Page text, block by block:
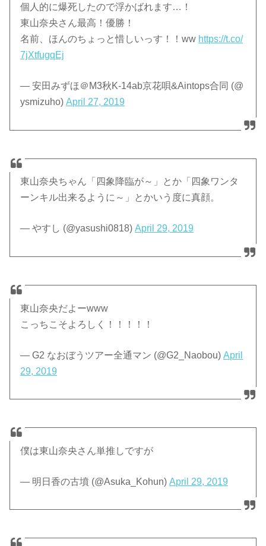
個人的に爆死したので浮かばれます…！
東山奈央さん最高！優勝！
名前、ほんのちょっと惜しいっす！！ww https://t.co/
7jXtfugqEj
— 安田みずほ＠M3秋K-14ab京花唄&Aintops合同 (@
ysmizuho)April 27, 2019
東山奈央ちゃん「四象降臨が～」とか「四象ワンタ
ーンキル出来るように～」とかいう度に真顔。
— やすし (@yasushi0818)April 29, 2019
東山奈央だよーwww
こっちこそよろしく！！！！！
— G2 なおぼうツアー全通マン (@G2_Naobou)April
29, 2019
僕は東山奈央さん単推しですが
— 明日香の古墳 (@Asuka_Kohun)April 29, 2019